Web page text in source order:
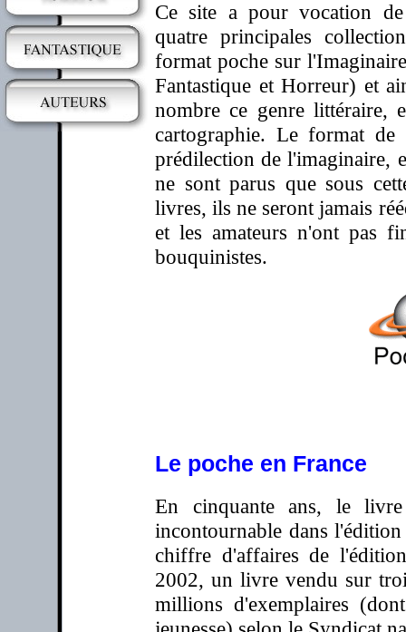
Ce site a pour vocation
quatre principales
format poche sur
Fantastique et Horreur) et
nombre ce genre littéraire,
cartographie. Le format
prédilection de l'imaginaire,
ne sont parus que sous
livres, ils ne seront jamais
et les amateurs n'ont pas
bouquinistes.
Le poche en France
En cinquante ans, le
incontournable dans
chiffre d'affaires de
2002, un livre vendu sur
millions d'exemplaires